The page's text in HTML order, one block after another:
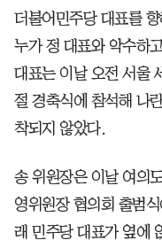
더불어민주당 대표를
누가 정 대표와 악수하
대표는 이날 오전 서울
절 경축식에 참석해 나
착되지 않았다.
송 위원장은 이날 여의
영위원장 협의회 출범
래 민주당 대표가 옆에